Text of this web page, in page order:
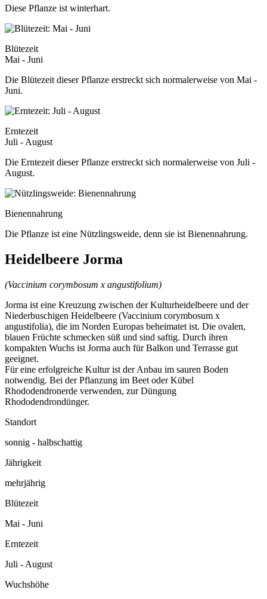
Diese Pflanze ist winterhart.
Blütezeit
Mai - Juni
Die Blütezeit dieser Pflanze erstreckt sich normalerweise von Mai -
Juni.
Erntezeit
Juli - August
Die Erntezeit dieser Pflanze erstreckt sich normalerweise von Juli -
August.
Bienennahrung
Die Pflanze ist eine Nützlingsweide, denn sie ist Bienennahrung.
Heidelbeere Jorma
(Vaccinium corymbosum x angustifolium)
Jorma ist eine Kreuzung zwischen der Kulturheidelbeere und der
Niederbuschigen Heidelbeere (Vaccinium corymbosum x
angustifolia), die im Norden Europas beheimatet ist. Die ovalen,
blauen Früchte schmecken süß und sind saftig. Durch ihren
kompakten Wuchs ist Jorma auch für Balkon und Terrasse gut
geeignet.
Für eine erfolgreiche Kultur ist der Anbau im sauren Boden
notwendig. Bei der Pflanzung im Beet oder Kübel
Rhododendronerde verwenden, zur Düngung
Rhododendrondünger.
Standort
sonnig - halbschattig
Jährigkeit
mehrjährig
Blütezeit
Mai - Juni
Erntezeit
Juli - August
Wuchshöhe